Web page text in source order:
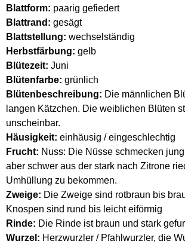
Blattform: paarig gefiedert
Blattrand: gesägt
Blattstellung: wechselständig
Herbstfärbung: gelb
Blütezeit: Juni
Blütenfarbe: grünlich
Blütenbeschreibung: Die männlichen
langen Kätzchen. Die weiblichen Blüten
unscheinbar.
Häusigkeit: einhäusig / eingeschlechtig
Frucht: Nuss: Die Nüsse schmecken
aber schwer aus der stark nach Zitrone
Umhüllung zu bekommen.
Zweige: Die Zweige sind rotbraun bis
Knospen sind rund bis leicht eiförmig
Rinde: Die Rinde ist braun und stark
Wurzel: Herzwurzler / Pfahlwurzler, die